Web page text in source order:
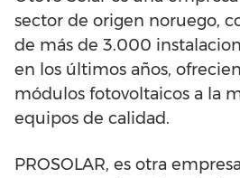
sector de origen noruego,
de más de 3.000
en los últimos años,
módulos fotovoltaicos a la
equipos de calidad.
PROSOLAR, es otra